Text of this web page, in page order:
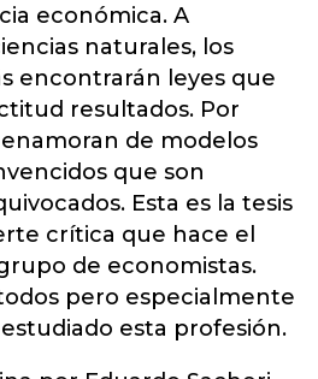
económica. A
naturales, los
encontrarán leyes que
resultados. Por
de modelos
que son
Esta es la tesis
crítica que hace el
de economistas.
pero especialmente
esta profesión.